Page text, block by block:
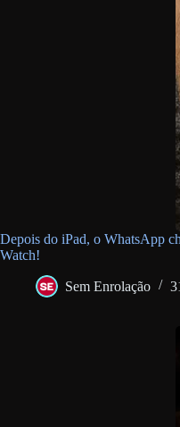
Depois do iPad, o WhatsApp
Watch!
Sem Enrolação